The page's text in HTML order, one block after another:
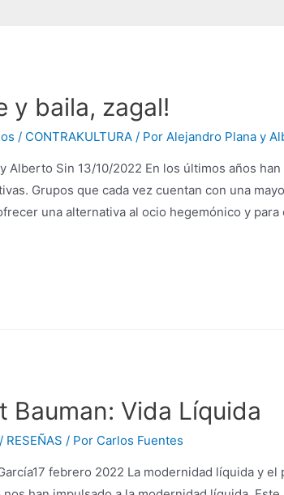
y baila, zagal!
/ CONTRAKULTURA / PorAlejandro Plana y
Alberto Sin 13/10/2022 En los últimos años
Grupos que cada vez cuentan con una
una alternativa al ocio hegemónico y
Bauman: Vida Líquida
/ RESEÑAS / Por Carlos Fuentes
febrero 2022 La modernidad líquida y